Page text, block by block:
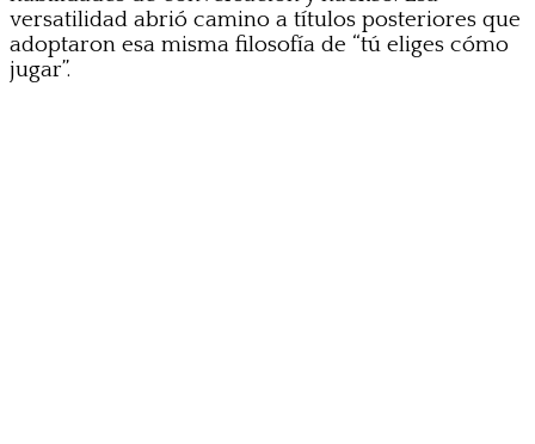
versatilidad abrió camino a títulos posteriores que
adoptaron esa misma filosofía de “tú eliges cómo
jugar”.